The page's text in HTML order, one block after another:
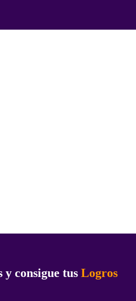
y consigue tus Logros